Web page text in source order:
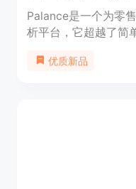
Palance是一个为零
析平台，它超越了简
择。平台具有全球
优质新品